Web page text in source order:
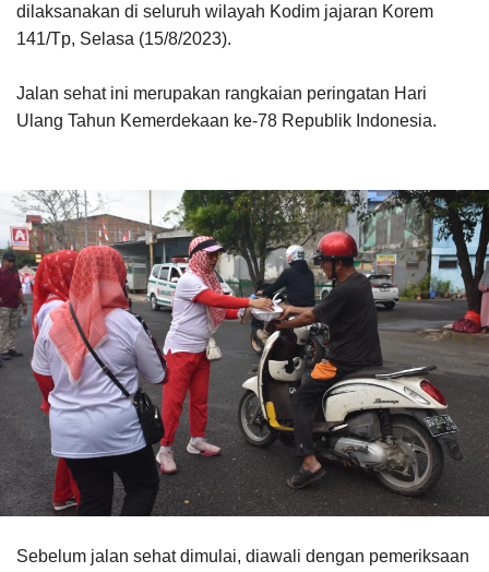
dilaksanakan di seluruh wilayah Kodim jajaran Korem
141/Tp, Selasa (15/8/2023).
Jalan sehat ini merupakan rangkaian peringatan Hari
Ulang Tahun Kemerdekaan ke-78 Republik Indonesia.
Sebelum jalan sehat dimulai, diawali dengan pemeriksaan